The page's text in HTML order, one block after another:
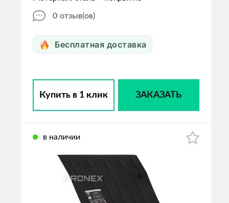
0 отзыв(ов)
Бесплатная доставка
Купить в 1 клик ЗАКАЗАТЬ
в наличии